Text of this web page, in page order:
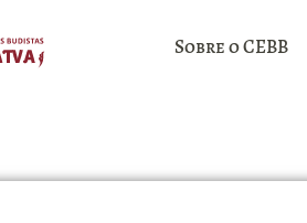
Sobre o CEBB